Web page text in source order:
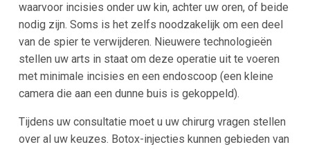
waarvoor incisies onder uw kin, achter uw oren, of beide
nodig zijn. Soms is het zelfs noodzakelijk om een deel
van de spier te verwijderen. Nieuwere technologieën
stellen uw arts in staat om deze operatie uit te voeren
met minimale incisies en een endoscoop (een kleine
camera die aan een dunne buis is gekoppeld).
Tijdens uw consultatie moet u uw chirurg vragen stellen
over al uw keuzes. Botox-injecties kunnen gebieden van